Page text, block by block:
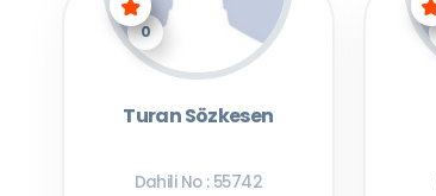
0
Turan Sözkesen
Dahili No : 55742